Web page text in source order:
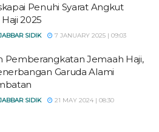
Penuhi Syarat Angkut
2025
SIDIK 7 JANUARY 2025 | 09:03
Pemberangkatan Jemaah Haji,
Garuda Alami
SIDIK 21 MAY 2024 | 08:30